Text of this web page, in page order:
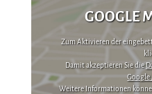
GOOGLE
Zum Aktivieren der
Damit akzeptieren Sie die
Google
Weitere Informationen